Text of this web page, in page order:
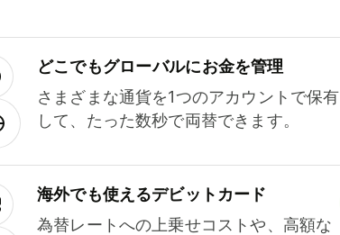
どこでもグ⁠ロ⁠ー⁠バ⁠ルにお金を管理
さまざまな通貨を1つのアカウントで保有
して、たった数秒で両替できます。
海外でも使えるデビットカード
為替レートへの上乗せコストや、高額な